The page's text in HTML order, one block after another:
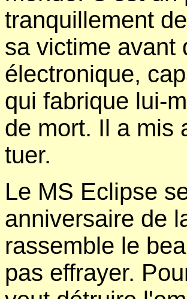
tranquillement
sa victime avant
électronique,
qui fabrique lui-
de mort. Il a mis
tuer.
Le MS Eclipse
anniversaire de
rassemble le
pas effrayer.